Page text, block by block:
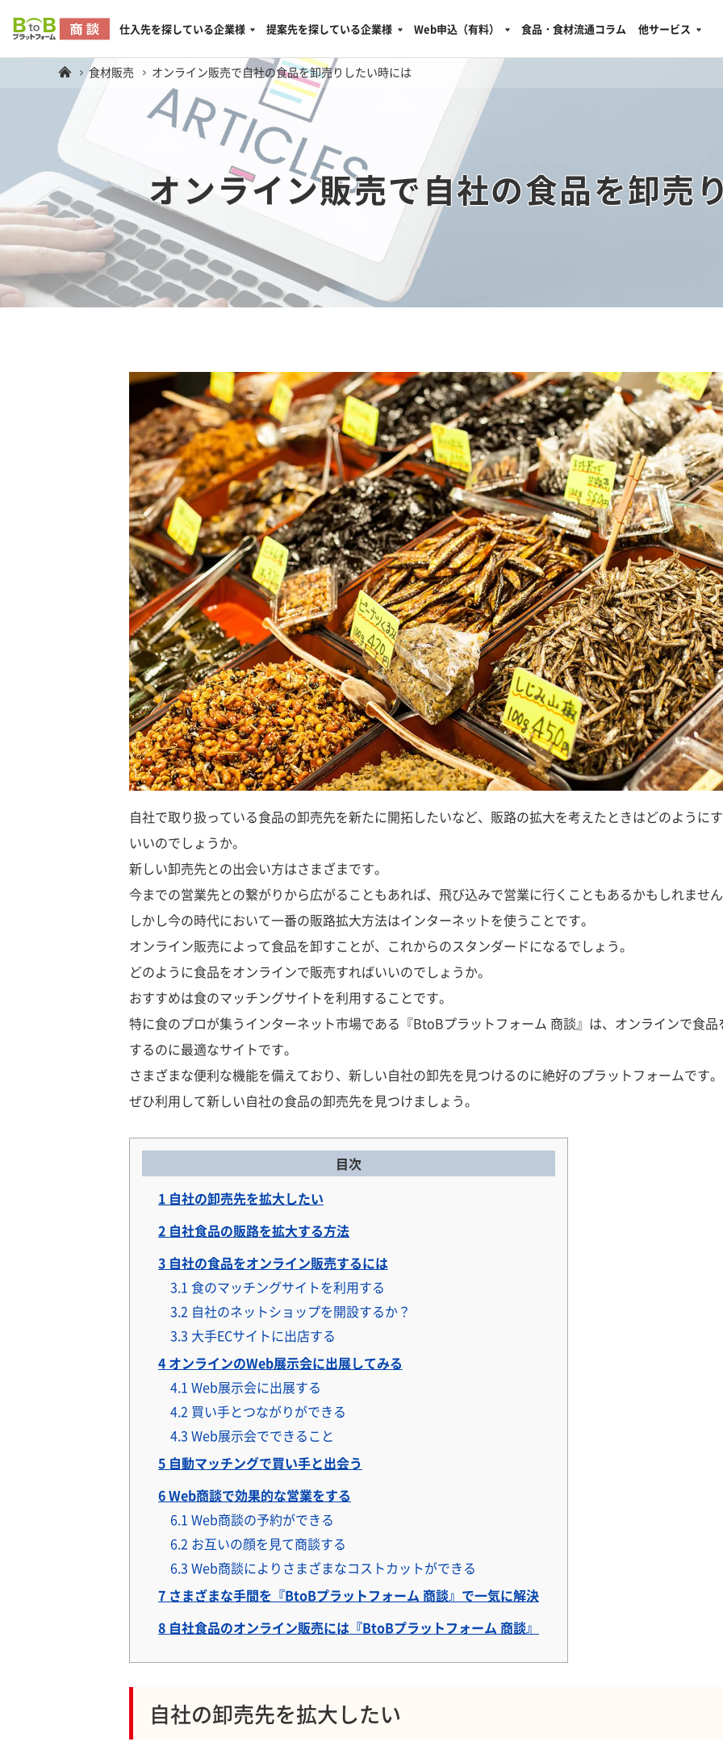
仕入先を探している企業様 提案先を探している企業様 Web申込（有料） 食品・食材流通コラム 他サービス
食材販売 オンライン販売で自社の食品を卸売りしたい時には
オンライン販売で自社の食品を卸売
自社で取り扱っている食品の卸売先を新たに開拓したいなど、販路の拡大を考えたときはどのように
いいのでしょうか。
新しい卸売先との出会い方はさまざまです。
今までの営業先との繋がりから広がることもあれば、飛び込みで営業に行くこともあるかもしれませ
しかし今の時代において一番の販路拡大方法はインターネットを使うことです。
オンライン販売によって食品を卸すことが、これからのスタンダードになるでしょう。
どのように食品をオンラインで販売すればいいのでしょうか。
おすすめは食のマッチングサイトを利用することです。
特に食のプロが集うインターネット市場である『BtoBプラットフォーム 商談』は、オンラインで食品
するのに最適なサイトです。
さまざまな便利な機能を備えており、新しい自社の卸先を見つけるのに絶好のプラットフォームです。
ぜひ利用して新しい自社の食品の卸売先を見つけましょう。
目次
1 自社の卸売先を拡大したい
2 自社食品の販路を拡大する方法
3 自社の食品をオンライン販売するには
3.1 食のマッチングサイトを利用する
3.2 自社のネットショップを開設するか？
3.3 大手ECサイトに出店する
4 オンラインのWeb展示会に出展してみる
4.1 Web展示会に出展する
4.2 買い手とつながりができる
4.3 Web展示会でできること
5 自動マッチングで買い手と出会う
6Web商談で効果的な営業をする
6.1 Web商談の予約ができる
6.2 お互いの顔を見て商談する
6.3 Web商談によりさまざまなコストカットができる
7 さまざまな手間を『BtoBプラットフォーム 商談』で一気に解決
8 自社食品のオンライン販売には『BtoBプラットフォーム 商談』
自社の卸売先を拡大したい